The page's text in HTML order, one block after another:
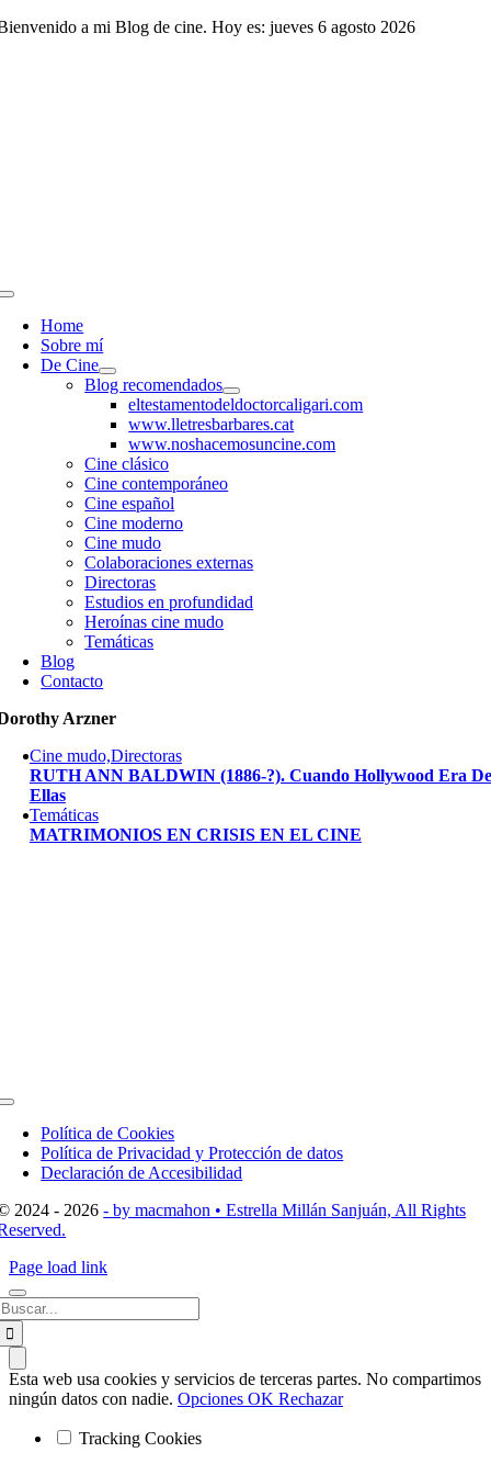
Saltar
a mi Blog de cine. Hoy es: jueves 6 agosto 2026
Toggle
NavigationHome
Sobre mí
De Cine
Blog recomendados
eltestamentodeldoctorcaligari.com
www.lletresbarbares.cat
www.noshacemosuncine.com
Cine clásico
Cine contemporáneo
Cine español
Cine moderno
Cine mudo
Colaboraciones externas
Directoras
Estudios en profundidad
Heroínas cine mudo
Temáticas
Blog
Contacto
Arzner
Cine mudo,Directoras
RUTH ANN BALDWIN (1886-?). Cuando Hollywood Era De
Ellas
Temáticas
MATRIMONIOS EN CRISIS EN EL CINE
Toggle
NavigationPolítica de Cookies
Política de Privacidad y Protección de datos
Declaración de Accesibilidad
2024 - 2026- by macmahon • Estrella Millán Sanjuán, All Rights
Page load link
Esta web usa cookies y servicios de terceras partes. No compartimos
ningún datos con nadie. Opciones OK Rechazar
Tracking Cookies